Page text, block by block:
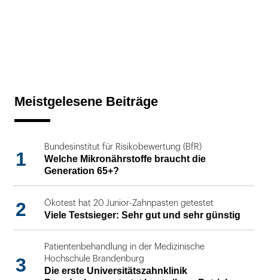
Meistgelesene Beiträge
1
Bundesinstitut für Risikobewertung (BfR)
Welche Mikronährstoffe braucht die
Generation 65+?
2 Ökotest hat 20 Junior-Zahnpasten getestet
Viele Testsieger: Sehr gut und sehr günstig
3
Patientenbehandlung in der Medizinische
Hochschule Brandenburg
Die erste Universitätszahnklinik